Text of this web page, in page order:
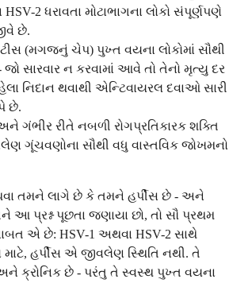
2 ધરાવતા મોટાભાગના લોકો સંપૂર્ણપણે
છે.
(મગજનું ચેપ) પુખ્ત વયના લોકોમાં સૌથી
સારવાર ન કરવામાં આવે તો તેનો મૃત્યુ દર
નિદાન થવાથી એન્ટિવાયરલ દવાઓ સારી
છે.
ગંભીર રીતે નબળી રોગપ્રતિકારક શક્તિ
ગૂંચવણોના સૌથી વધુ વાસ્તવિક જોખમનો
તમને લાગે છે કે તમને હર્પીસ છે - અને
આ પ્રશ્ન પૂછતા જણાયા છો, તો સૌ પ્રથમ
એ છે: HSV-1 અથવા HSV-2 સાથે
માટે, હર્પીસ એ જીવલેણ સ્થિતિ નથી. તે
ક્રોનિક છે - પરંતુ તે સ્વસ્થ પુખ્ત વયના